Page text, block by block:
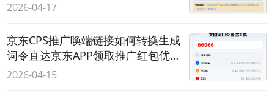
2026-04-17
京东CPS推广唤端链接如何转换生成
词令直达京东APP领取推广红包优惠
券？
2026-04-15